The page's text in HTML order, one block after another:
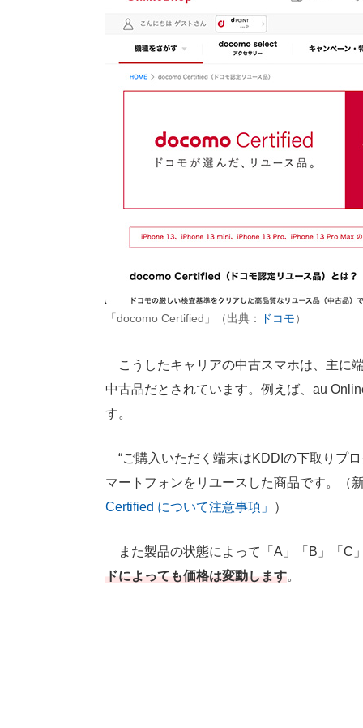
「docomo Certified」（出典： ドコモ）
こうしたキャリアの中古スマホは、主に
中古品だとされています。例えば、au
す。
“ご購入いただく端末はKDDIの下取りプ
マートフォンをリユースした商品です。（
Certified について注意事項」
）
また製品の状態によって「A」「B」「C
ドによっても価格は変動します。